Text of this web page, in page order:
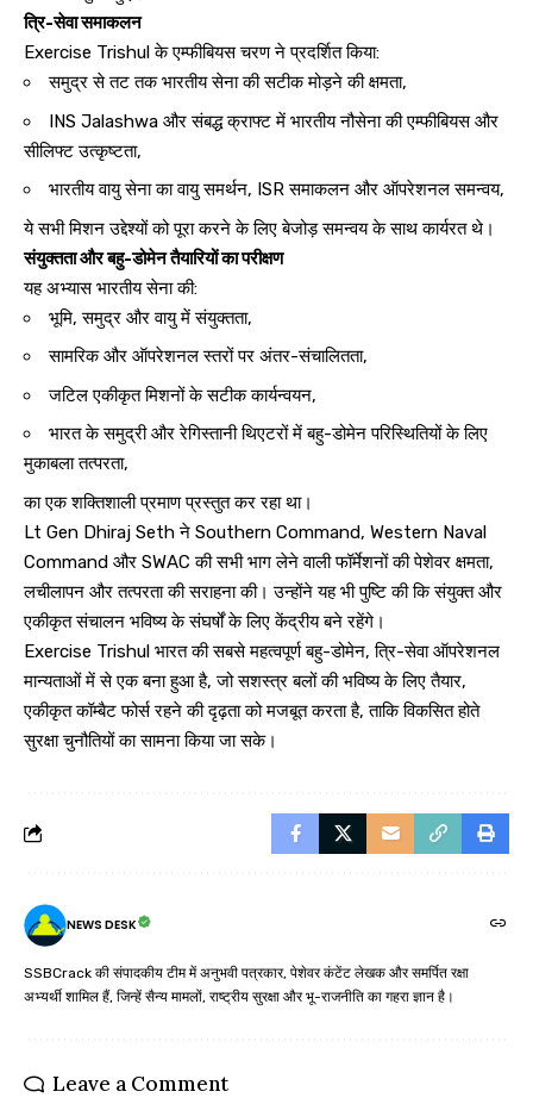
त्रि-सेवा समाकलन
Exercise Trishul के एम्फीबियस चरण ने प्रदर्शित किया:
समुद्र से तट तक भारतीय सेना की सटीक मोड़ने की क्षमता,
INS Jalashwa और संबद्ध क्राफ्ट में भारतीय नौसेना की एम्फीबियस और
सीलिफ्ट उत्कृष्टता,
भारतीय वायु सेना का वायु समर्थन, ISR समाकलन और ऑपरेशनल समन्वय,
ये सभी मिशन उद्देश्यों को पूरा करने के लिए बेजोड़ समन्वय के साथ कार्यरत थे।
संयुक्तता और बहु-डोमेन तैयारियों का परीक्षण
यह अभ्यास भारतीय सेना की:
भूमि, समुद्र और वायु में संयुक्तता,
सामरिक और ऑपरेशनल स्तरों पर अंतर-संचालितता,
जटिल एकीकृत मिशनों के सटीक कार्यन्वयन,
भारत के समुद्री और रेगिस्तानी थिएटरों में बहु-डोमेन परिस्थितियों के लिए
मुकाबला तत्परता,
का एक शक्तिशाली प्रमाण प्रस्तुत कर रहा था।
Lt Gen Dhiraj Seth ने Southern Command, Western Naval
Command और SWAC की सभी भाग लेने वाली फॉर्मेशनों की पेशेवर क्षमता,
लचीलापन और तत्परता की सराहना की। उन्होंने यह भी पुष्टि की कि संयुक्त और
एकीकृत संचालन भविष्य के संघर्षों के लिए केंद्रीय बने रहेंगे।
Exercise Trishul भारत की सबसे महत्वपूर्ण बहु-डोमेन, त्रि-सेवा ऑपरेशनल
मान्यताओं में से एक बना हुआ है, जो सशस्त्र बलों की भविष्य के लिए तैयार,
एकीकृत कॉम्बैट फोर्स रहने की दृढ़ता को मजबूत करता है, ताकि विकसित होते
सुरक्षा चुनौतियों का सामना किया जा सके।
NEWS DESK
SSBCrack की संपादकीय टीम में अनुभवी पत्रकार, पेशेवर कंटेंट लेखक और समर्पित रक्षा
अभ्यर्थी शामिल हैं, जिन्हें सैन्य मामलों, राष्ट्रीय सुरक्षा और भू-राजनीति का गहरा ज्ञान है।
Leave a Comment